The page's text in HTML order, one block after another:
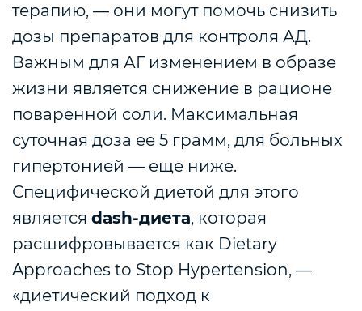
терапию, — они могут помочь снизить
дозы препаратов для контроля АД.
Важным для АГ изменением в образе
жизни является снижение в рационе
поваренной соли. Максимальная
суточная доза ее 5 грамм, для больных
гипертонией — еще ниже.
Специфической диетой для этого
является dash-диета, которая
расшифровывается как Dietary
Approaches to Stop Hypertension, —
«диетический подход к